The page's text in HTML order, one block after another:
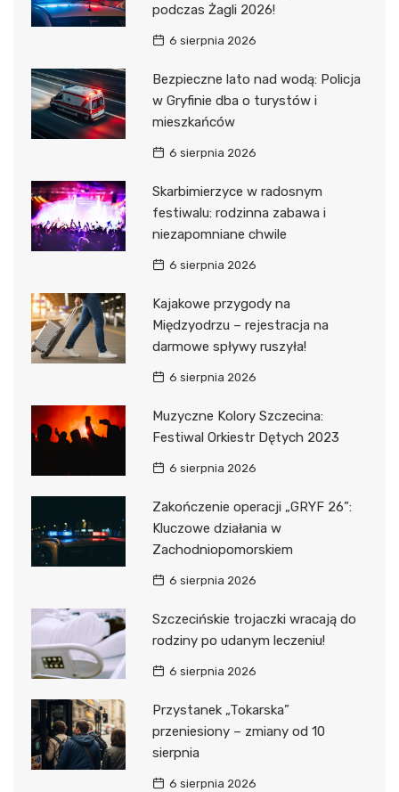
podczas Żagli 2026!
6 sierpnia 2026
Bezpieczne lato nad wodą: Policja
w Gryfinie dba o turystów i
mieszkańców
6 sierpnia 2026
Skarbimierzyce w radosnym
festiwalu: rodzinna zabawa i
niezapomniane chwile
6 sierpnia 2026
Kajakowe przygody na
Międzyodrzu – rejestracja na
darmowe spływy ruszyła!
6 sierpnia 2026
Muzyczne Kolory Szczecina:
Festiwal Orkiestr Dętych 2023
6 sierpnia 2026
Zakończenie operacji „GRYF 26”:
Kluczowe działania w
Zachodniopomorskiem
6 sierpnia 2026
Szczecińskie trojaczki wracają do
rodziny po udanym leczeniu!
6 sierpnia 2026
Przystanek „Tokarska”
przeniesiony – zmiany od 10
sierpnia
6 sierpnia 2026